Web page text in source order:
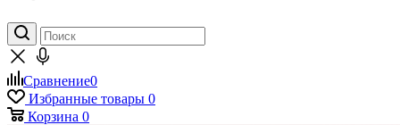
Сравнение0
Избранные товары 0
Корзина 0